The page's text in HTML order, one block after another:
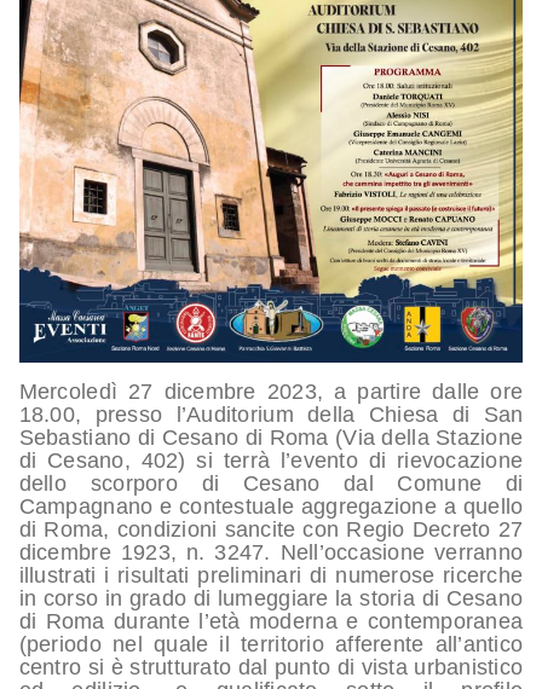
Mercoledì 27 dicembre 2023, a partire dalle ore
18.00, presso l’Auditorium della Chiesa di San
Sebastiano di Cesano di Roma (Via della Stazione
di Cesano, 402) si terrà l’evento di rievocazione
dello scorporo di Cesano dal Comune di
Campagnano e contestuale aggregazione a quello
di Roma, condizioni sancite con Regio Decreto 27
dicembre 1923, n. 3247. Nell’occasione verranno
illustrati i risultati preliminari di numerose ricerche
in corso in grado di lumeggiare la storia di Cesano
di Roma durante l’età moderna e contemporanea
(periodo nel quale il territorio afferente all’antico
centro si è strutturato dal punto di vista urbanistico